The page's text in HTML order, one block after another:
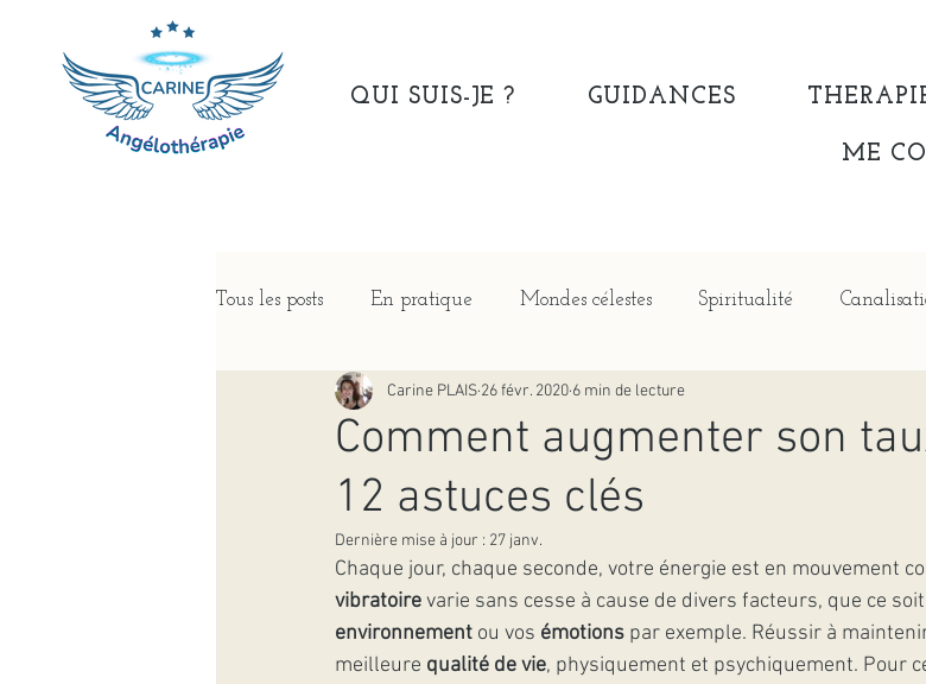
QUI SUIS-JE ? GUIDANCES
ME
Tous les posts En pratique Mondes célestes Spiritualité
Comment augmenter son
12 astuces clés
Carine PLAIS 26 févr. 2020 6 min de lecture
Dernière mise à jour : 27 janv.
Chaque jour, chaque seconde, votre énergie est en mouvement
vibratoire varie sans cesse à cause de divers facteurs, que ce
environnement ou vos émotions par exemple. Réussir à
meilleure qualité de vie, physiquement et psychiquement. Pour